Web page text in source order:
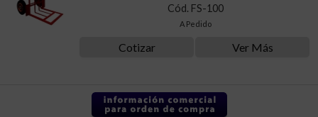
Cód. FS-100
A Pedido
Cotizar Ver Más